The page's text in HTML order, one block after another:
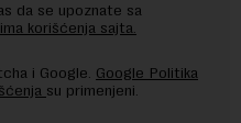
da se upoznate sa
korišćenja sajta.
i Google. Google Politika
su primenjeni.